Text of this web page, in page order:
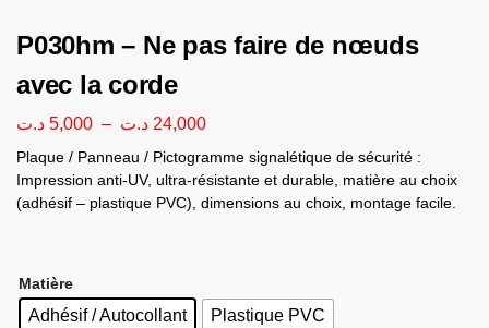
P030hm – Ne pas faire de nœuds
avec la corde
5,000 د.ت – 24,000 د.ت
Plaque / Panneau / Pictogramme signalétique de sécurité :
Impression anti-UV, ultra-résistante et durable, matière au choix
(adhésif – plastique PVC), dimensions au choix, montage facile.
Matière
Adhésif / Autocollant Plastique PVC